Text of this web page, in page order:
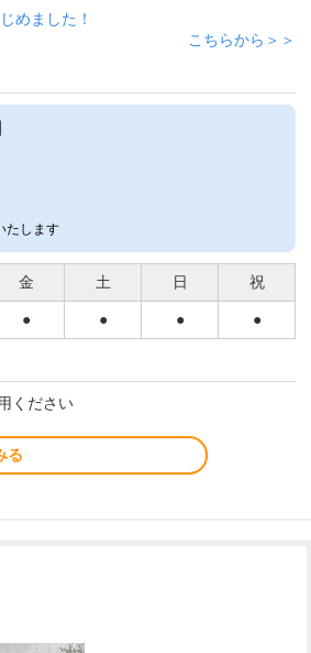
めました！
こちらから＞＞
たします
金 土 日 祝
● ● ● ●
ください
る